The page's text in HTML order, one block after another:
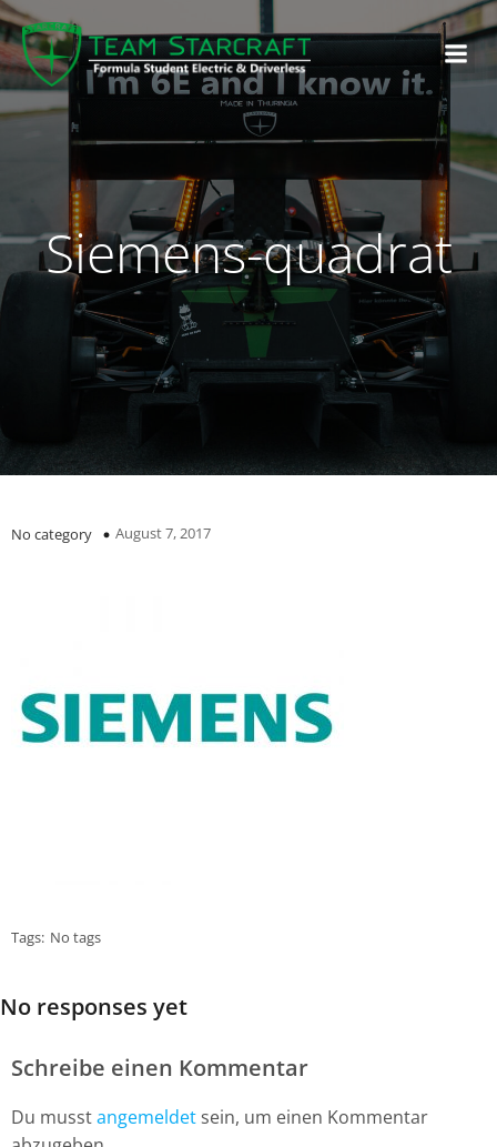
Siemens-quadrat
No category August 7, 2017
Tags: No tags
No responses yet
Schreibe einen Kommentar
Du musstangemeldet sein, um einen Kommentar